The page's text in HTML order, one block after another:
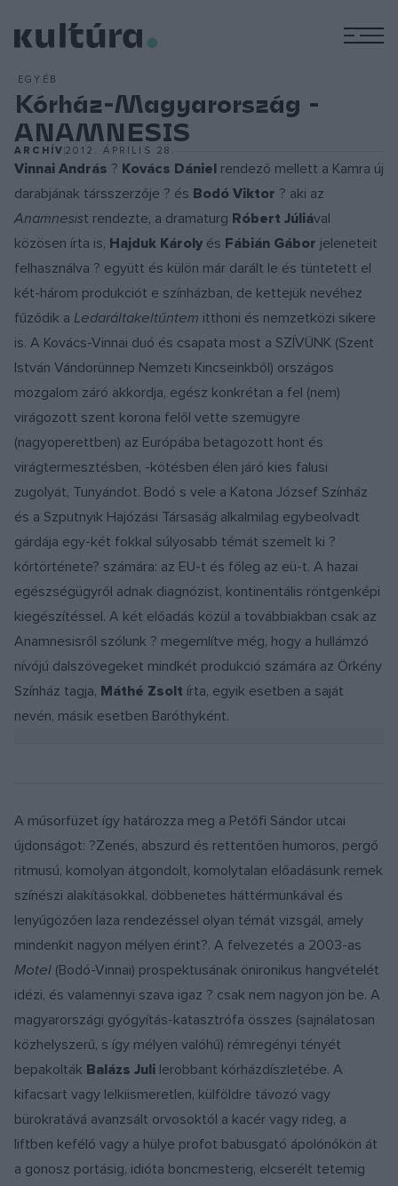
EGYÉB
Kórház-Magyarország -
ANAMNESIS
ARCHÍV2012. ÁPRILIS 28.
Vinnai András ? Kovács Dániel rendező mellett a Kamra új
darabjának társszerzője ? és Bodó Viktor ? aki az
Anamnesist rendezte, a dramaturg Róbert Júliával
közösen írta is, Hajduk Károly és Fábián Gábor jeleneteit
felhasználva ? együtt és külön már darált le és tüntetett el
két-három produkciót e színházban, de kettejük nevéhez
fűződik a Ledaráltakeltűntem itthoni és nemzetközi sikere
is. A Kovács-Vinnai duó és csapata most a SZÍVÜNK (Szent
István Vándorünnep Nemzeti Kincseinkből) országos
mozgalom záró akkordja, egész konkrétan a fel (nem)
virágozott szent korona felől vette szemügyre
(nagyoperettben) az Európába betagozott hont és
virágtermesztésben, -kötésben élen járó kies falusi
zugolyát, Tunyándot. Bodó s vele a Katona József Színház
és a Szputnyik Hajózási Társaság alkalmilag egybeolvadt
gárdája egy-két fokkal súlyosabb témát szemelt ki ?
kórtörténete? számára: az EU-t és főleg az eü-t. A hazai
egészségügyről adnak diagnózist, kontinentális röntgenképi
kiegészítéssel. A két előadás közül a továbbiakban csak az
Anamnesisről szólunk ? megemlítve még, hogy a hullámzó
nívójú dalszövegeket mindkét produkció számára az Örkény
Színház tagja, Máthé Zsolt írta, egyik esetben a saját
nevén, másik esetben Baróthyként.
A műsorfüzet így határozza meg a Petőfi Sándor utcai
újdonságot: ?Zenés, abszurd és rettentően humoros, pergő
ritmusú, komolyan átgondolt, komolytalan előadásunk remek
színészi alakításokkal, döbbenetes háttérmunkával és
lenyűgözően laza rendezéssel olyan témát vizsgál, amely
mindenkit nagyon mélyen érint?. A felvezetés a 2003-as
Motel (Bodó-Vinnai) prospektusának önironikus hangvételét
idézi, és valamennyi szava igaz ? csak nem nagyon jön be. A
magyarországi gyógyítás-katasztrófa összes (sajnálatosan
közhelyszerű, s így mélyen valóhű) rémregényi tényét
bepakolták Balázs Juli lerobbant kórházdíszletébe. A
kifacsart vagy lelkiismeretlen, külföldre távozó vagy
bürokratává avanzsált orvosoktól a kacér vagy rideg, a
liftben kefélő vagy a hülye profot babusgató ápolónőkön át
a gonosz portásig, idióta boncmesterig, elcserélt tetemig